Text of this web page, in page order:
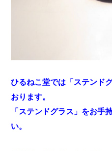
ひるねこ堂では「ステンド
おります。
「ステンドグラス」をお手
い。